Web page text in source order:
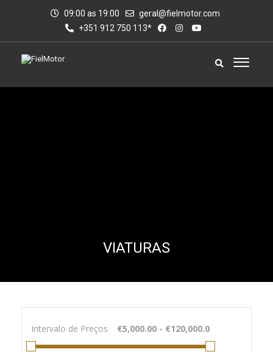
09:00 as 19:00
geral@fielmotor.com
+351 912 750 113*
VIATURAS
Intervalo de Preços